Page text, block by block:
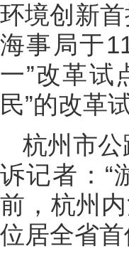
环境创新
海事局于
一”改革试
民”的改革
杭州市
诉记者：“
前，杭州
位居全省